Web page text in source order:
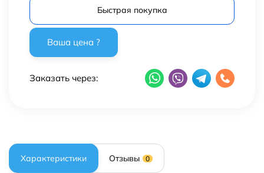
Быстрая покупка
Заказать через:
Характеристики Отзывы 0